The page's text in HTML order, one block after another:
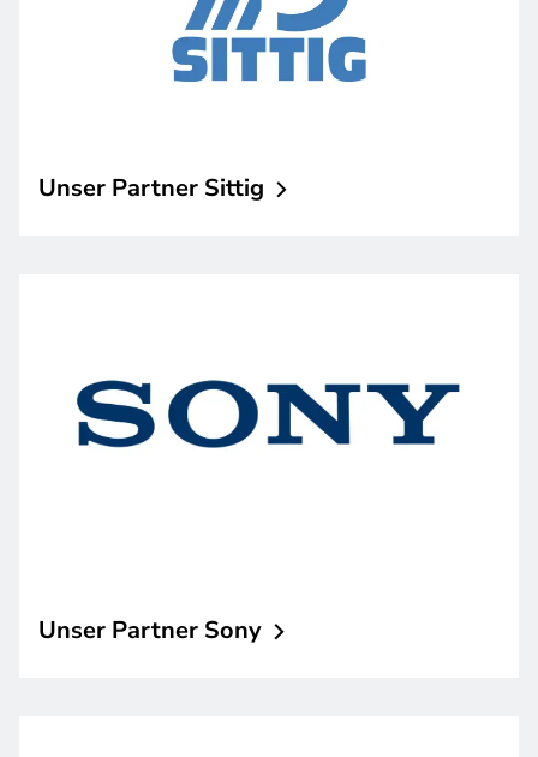
Unser Partner Sittig
Unser Partner Sony